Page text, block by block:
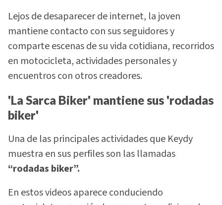
Lejos de desaparecer de internet, la joven
mantiene contacto con sus seguidores y
comparte escenas de su vida cotidiana, recorridos
en motocicleta, actividades personales y
encuentros con otros creadores.
'La Sarca Biker' mantiene sus 'rodadas
biker'
Una de las principales actividades que Keydy
muestra en sus perfiles son las llamadas
“rodadas biker”.
En estos videos aparece conduciendo